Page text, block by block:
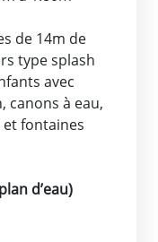
de 14m de
type splash
avec
canons à eau,
et fontaines
d’eau)